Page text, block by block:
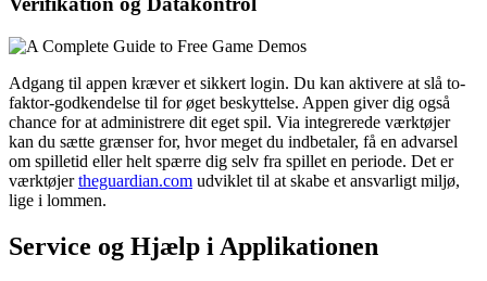
Adgang til appen kræver et sikkert login. Du kan aktivere at slå to-
faktor-godkendelse til for øget beskyttelse. Appen giver dig også
chance for at administrere dit eget spil. Via integrerede værktøjer
kan du sætte grænser for, hvor meget du indbetaler, få en advarsel
om spilletid eller helt spærre dig selv fra spillet en periode. Det er
værktøjertheguardian.com udviklet til at skabe et ansvarligt miljø,
lige i lommen.
Service og Hjælp i Applikationen